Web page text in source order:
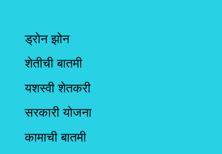
ड्रोन झोन
शेतीची बातमी
यशस्वी शेतकरी
सरकारी योजना
कामाची बातमी